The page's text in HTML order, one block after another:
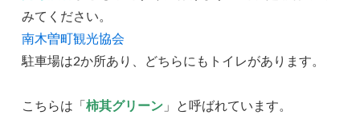
みてください。
南木曽町観光協会
駐車場は2か所あり、どちらにもトイレがあります。
こちらは「柿其グリーン 」と呼ばれています。